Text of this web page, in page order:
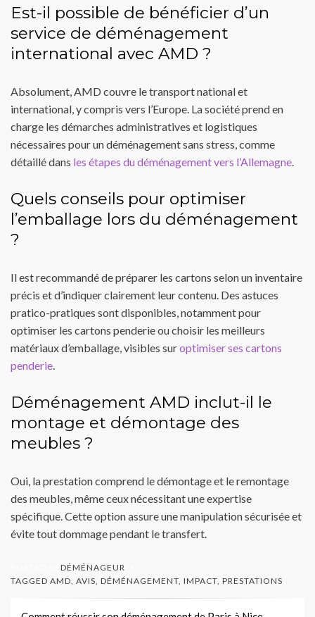
Est-il possible de bénéficier d’un
service de déménagement
international avec AMD ?
Absolument, AMD couvre le transport national et
international, y compris vers l’Europe. La société prend en
charge les démarches administratives et logistiques
nécessaires pour un déménagement sans stress, comme
détaillé dans les étapes du déménagement vers l’Allemagne.
Quels conseils pour optimiser
l’emballage lors du déménagement
?
Il est recommandé de préparer les cartons selon un inventaire
précis et d’indiquer clairement leur contenu. Des astuces
pratico-pratiques sont disponibles, notamment pour
optimiser les cartons penderie ou choisir les meilleurs
matériaux d’emballage, visibles suroptimiser ses cartons
penderie.
Déménagement AMD inclut-il le
montage et démontage des
meubles ?
Oui, la prestation comprend le démontage et le remontage
des meubles, même ceux nécessitant une expertise
spécifique. Cette option assure une manipulation sécurisée et
évite tout dommage pendant le transfert.
DÉMÉNAGEUR
TAGGED AMD, AVIS, DÉMÉNAGEMENT, IMPACT, PRESTATIONS